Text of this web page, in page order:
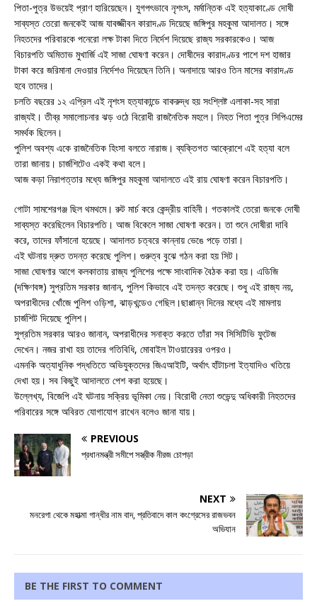
পিতা-পুত্র উভয়েই প্রাণ হারিয়েছেন। যুগপৎভাবে নৃশংস, মর্মান্তিক এই হত্যাকাণ্ডে দোষী
সাব্যস্ত তেরো জনকেই আজ যাবজ্জীবন কারাদণ্ড দিয়েছে জঙ্গিপুর মহকুমা আদালত। সঙ্গে
নিহতদের পরিবারকে পনেরো লক্ষ টাকা দিতে নির্দেশ দিয়েছে রাজ্য সরকারকেও। আজ
বিচারপতি অমিতাভ মুখার্জি এই সাজা ঘোষণা করেন। দোষীদের কারাদণ্ডর পাশে দশ হাজার
টাকা করে জরিমানা দেওয়ার নির্দেশও দিয়েছেন তিনি। অনাদায়ে আরও তিন মাসের কারাদণ্ড
হবে তাদের।
চলতি বছরের ১২ এপ্রিল এই নৃশংস হত্যাকান্ডে বাকরুদ্ধ হয় সংশ্লিষ্ট এলাকা-সহ সারা
রাজ্যই। তীব্র সমালোচনার ঝড় ওঠে বিরোধী রাজনৈতিক মহলে। নিহত পিতা পুত্র সিপিএমের
সমর্থক ছিলেন।
পুলিশ অবশ্য একে রাজনৈতিক হিংসা বলতে নারাজ। ব্যক্তিগত আক্রোশে এই হত্যা বলে
তারা জানায়। চার্জশিটেও একই কথা বলে।
আজ কড়া নিরাপত্তার মধ্যে জঙ্গিপুর মহকুমা আদালতে এই রায় ঘোষণা করেন বিচারপতি।
গোটা সামশেরগঞ্জ ছিল থমথমে। রুট মার্চ করে কেন্দ্রীয় বাহিনী। গতকালই তেরো জনকে দোষী
সাব্যস্ত করেছিলেন বিচারপতি। আজ বিকেলে সাজা ঘোষণা করেন। তা শুনে দোষীরা দাবি
করে, তাদের ফাঁসানো হয়েছে। আদালত চত্বরে কান্নায় ভেঙে পড়ে তারা।
এই ঘটনায় দ্রুত তদন্ত করেছে পুলিশ। গুরুত্ব বুঝে গঠন করা হয় সিট।
সাজা ঘোষণার আগে কলকাতায় রাজ্য পুলিশের পক্ষে সাংবাদিক বৈঠক করা হয়। এডিজি
(দক্ষিণবঙ্গ) সুপ্রতিম সরকার জানান, পুলিশ কিভাবে এই তদন্ত করেছে। শুধু এই রাজ্য নয়,
অপরাধীদের খোঁজে পুলিশ ওড়িশা, ঝাড়খন্ডেও গেছিল।ছাপ্পান্ন দিনের মধ্যে এই মামলায়
চার্জশিট দিয়েছে পুলিশ।
সুপ্রতিম সরকার আরও জানান, অপরাধীদের সনাক্ত করতে তাঁরা সব সিসিটিভি ফুটেজ
দেখেন। নজর রাখা হয় তাদের গতিবিধি, মোবাইল টাওয়ারেরর ওপরও।
এমনকি অত্যাধুনিক পদ্ধতিতে অভিযুক্তদের জিএআইটি, অর্থাৎ হাঁটাচলা ইত্যাদিও খতিয়ে
দেখা হয়। সব কিছুই আদালতে পেশ করা হয়েছে।
উল্লেখ্য, বিজেপি এই ঘটনায় সক্রিয় ভূমিকা নেয়। বিরোধী নেতা শুভেন্দু অধিকারী নিহতদের
পরিবারের সঙ্গে অবিরত যোগাযোগ রাখেন বলেও জানা যায়।
PREVIOUS
প্রধানমন্ত্রী সমীপে সস্ত্রীক নীরজ চোপড়া
NEXT
মনরেগা থেকে মহাত্মা গান্ধীর নাম বাদ, প্রতিবাদে কাল কংগ্রেসের রাজভবন
অভিযান
BE THE FIRST TO COMMENT